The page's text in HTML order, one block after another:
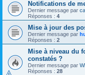
Notifications de
Dernier message par
Réponses : 4
Mise à jour des
Dernier message par
Réponses : 2
Mise à niveau du
constatés ?
Dernier message par
Réponses : 28